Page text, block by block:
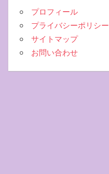
プロフィール
プライバシーポリシー
サイトマップ
お問い合わせ